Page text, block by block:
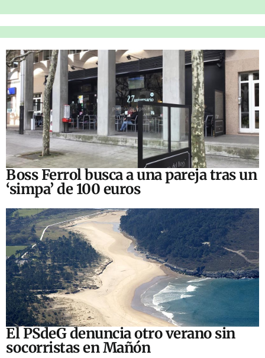
Boss Ferrol busca a una pareja tras un
‘simpa’ de 100 euros
El PSdeG denuncia otro verano sin
socorristas en Mañón